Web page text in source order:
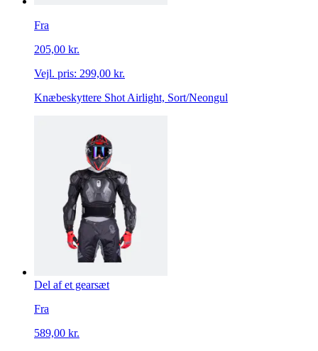
Fra
205,00 kr.
Vejl. pris: 299,00 kr.
Knæbeskyttere Shot Airlight, Sort/Neongul
Del af et gearsæt
Fra
589,00 kr.